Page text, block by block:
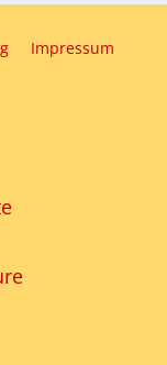
Impressum